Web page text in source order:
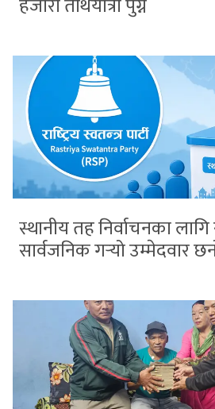
स्थानीय तह निर्वाचनका
सार्वजनिक गर्‍यो उम्मेदवार